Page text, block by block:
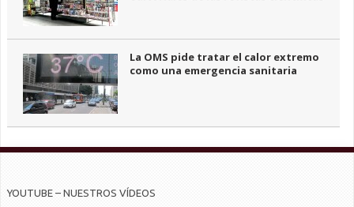
La OMS pide tratar el calor extremo
como una emergencia sanitaria
YOUTUBE – NUESTROS VÍDEOS